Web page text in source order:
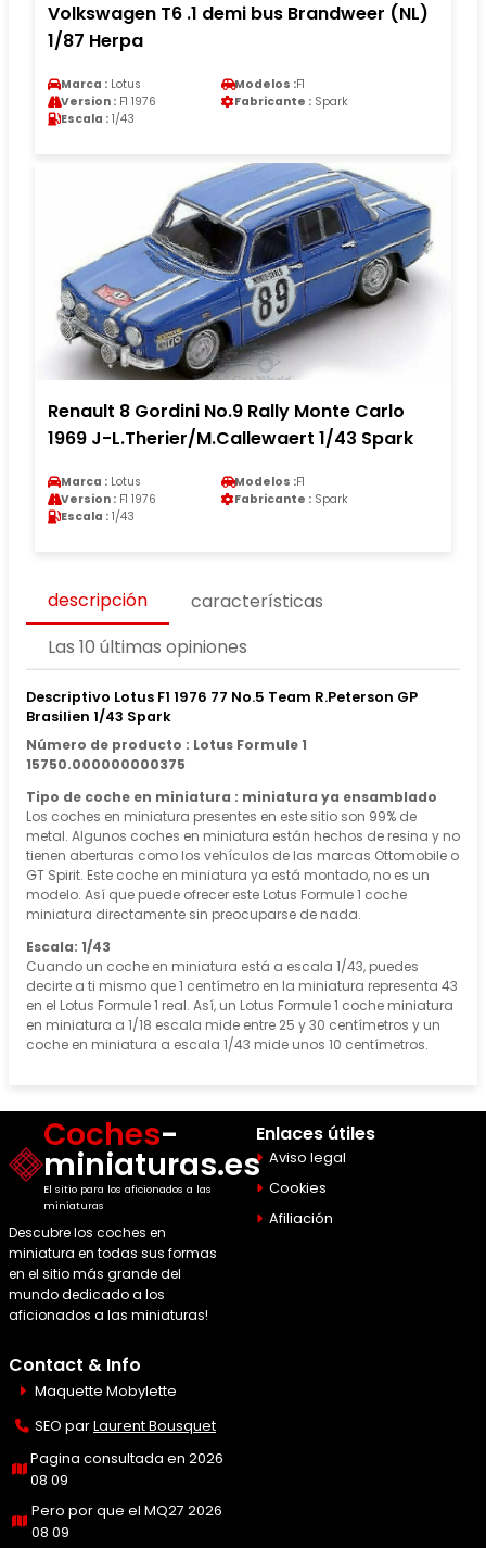
Volkswagen T6 .1 demi bus Brandweer (NL)
1/87 Herpa
Marca : Lotus Modelos :F1
Version : F1 1976 Fabricante : Spark
Escala : 1/43
Renault 8 Gordini No.9 Rally Monte Carlo
1969 J-L.Therier/M.Callewaert 1/43 Spark
Marca : Lotus Modelos :F1
Version : F1 1976 Fabricante : Spark
Escala : 1/43
descripción
características
Las 10 últimas opiniones
Descriptivo Lotus F1 1976 77 No.5 Team R.Peterson GP
Brasilien 1/43 Spark
Número de producto : Lotus Formule 1
15750.000000000375
Tipo de coche en miniatura : miniatura ya ensamblado
Los coches en miniatura presentes en este sitio son 99% de
metal. Algunos coches en miniatura están hechos de resina y no
tienen aberturas como los vehículos de las marcas Ottomobile o
GT Spirit. Este coche en miniatura ya está montado, no es un
modelo. Así que puede ofrecer este Lotus Formule 1 coche
miniatura directamente sin preocuparse de nada.
Escala: 1/43
Cuando un coche en miniatura está a escala 1/43, puedes
decirte a ti mismo que 1 centímetro en la miniatura representa 43
en el Lotus Formule 1 real. Así, un Lotus Formule 1 coche miniatura
en miniatura a 1/18 escala mide entre 25 y 30 centímetros y un
coche en miniatura a escala 1/43 mide unos 10 centímetros.
Coches-
miniaturas.es
El sitio para los aficionados a las
miniaturas
Descubre los coches en
miniatura en todas sus formas
en el sitio más grande del
mundo dedicado a los
aficionados a las miniaturas!
Enlaces útiles
Aviso legal
Cookies
Afiliación
Contact & Info
Maquette Mobylette
SEO parLaurent Bousquet
Pagina consultada en 2026
08 09
Pero por que el MQ27 2026
08 09